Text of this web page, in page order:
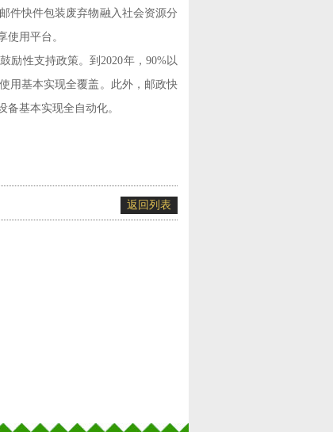
件快件包装废弃物融入社会资源分
用平台。
励性支持政策。到2020年，90%以
用基本实现全覆盖。此外，邮政快
基本实现全自动化。
返回列表